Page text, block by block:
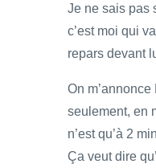
Je ne sais pas
c’est moi qui
repars devant
On
seulement, en
n’est qu’à 2
Ça veut dire